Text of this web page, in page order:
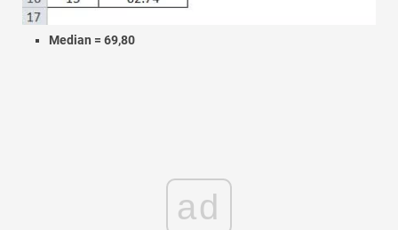
Median = 69,80
ad